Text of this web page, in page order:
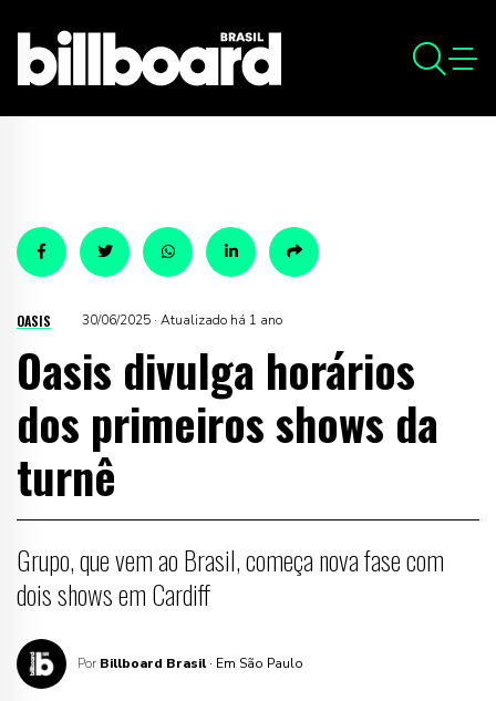
OASIS 30/06/2025 · Atualizado há 1 ano
Oasis divulga horários
dos primeiros shows da
turnê
Grupo, que vem ao Brasil, começa nova fase com
dois shows em Cardiff
Por Billboard Brasil · Em São Paulo